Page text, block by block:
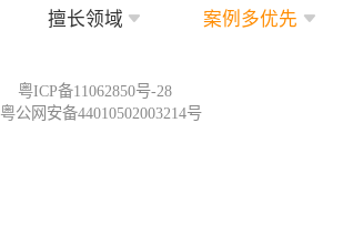
擅长领域 案例多优先
粤ICP备11062850号-28
粤公网安备44010502003214号